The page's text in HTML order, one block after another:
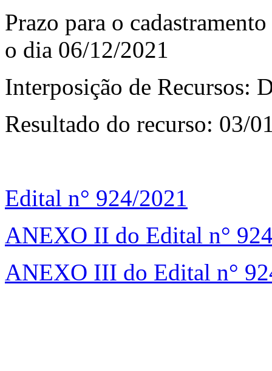
Prazo para o
o dia 06/12/2021
Interposição de Recursos:
Resultado do recurso: 03/
Edital n° 924/2021
ANEXO II do Edital n°
ANEXO III do Edital n°